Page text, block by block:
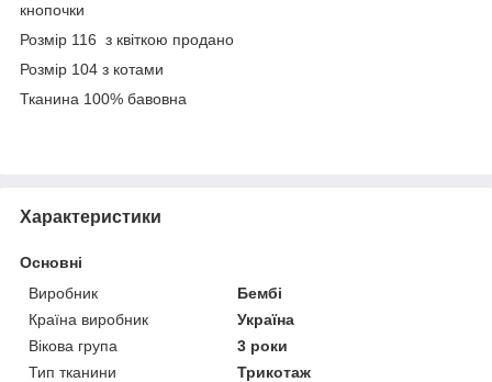
кнопочки
Розмір 116 з квіткою продано
Розмір 104 з котами
Тканина 100% бавовна
Характеристики
Основні
Виробник
Бембі
Країна виробник
Україна
Вікова група
3 роки
Тип тканини
Трикотаж